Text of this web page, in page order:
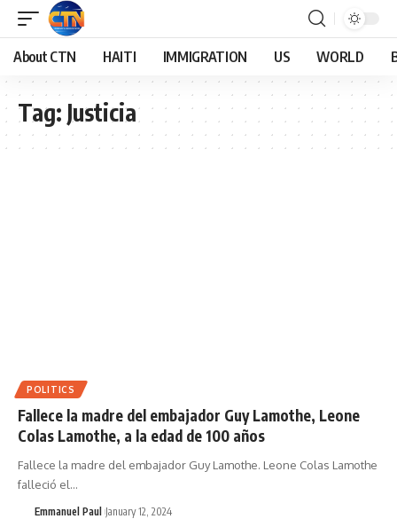
About CTN HAITI IMMIGRATION US WORLD
Tag: Justicia
POLITICS
Fallece la madre del embajador Guy Lamothe, Leone
Colas Lamothe, a la edad de 100 años
Fallece la madre del embajador Guy Lamothe. Leone Colas Lamothe
falleció el…
Emmanuel Paul January 12, 2024